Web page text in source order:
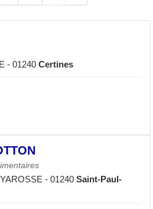
- 01240Certines
- 01240Saint-Paul-